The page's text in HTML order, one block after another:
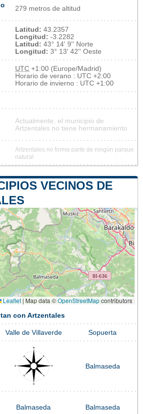
279 metros de altitud
Latitud: 43.2357
Longitud: -3.2282
Latitud: 43° 14' 9'' Norte
Longitud: 3° 13' 42'' Oeste
UTC +1:00 (Europe/Madrid)
Horario de verano : UTC +2:00
Horario de invierno : UTC +1:00
Actualmente, el municipio de
Artzentales no tiene hermanamiento
Artzentales no forma parte de ningún parque
natural
VECINOS DE
Leaflet | Map data ©OpenStreetMapcontributors
con Artzentales
Valle de Villaverde Sopuerta
Balmaseda
Balmaseda Balmaseda